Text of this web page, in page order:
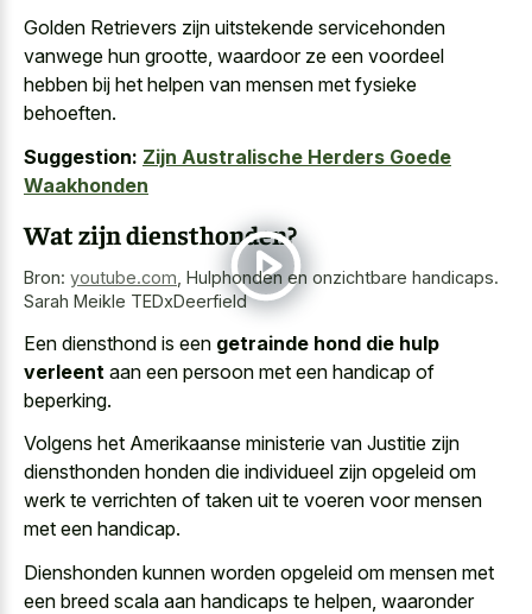
Golden Retrievers zijn uitstekende servicehonden
vanwege hun grootte, waardoor ze een voordeel
hebben bij het helpen van mensen met fysieke
behoeften.
Suggestion: Zijn Australische Herders Goede
Waakhonden
Wat zijn diensthonden?
Bron: youtube.com Hulphonden en onzichtbare handicaps.
Sarah Meikle TEDxDeerfield
Een diensthond is een getrainde hond die hulp
verleent aan een persoon met een handicap of
beperking.
Volgens het Amerikaanse ministerie van Justitie zijn
diensthonden honden die individueel zijn opgeleid om
werk te verrichten of taken uit te voeren voor mensen
met een handicap.
Dienshonden kunnen worden opgeleid om mensen met
een breed scala aan handicaps te helpen, waaronder